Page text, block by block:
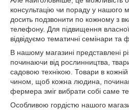
консультацію чи пораду у нашого
досить подзвонити по кожному з
телефону. Для підвищення власної
відвідуємо тематичні семінари та
В нашому магазині представлені
починаючи від рослинництва,
садовою технікою. Товари в кожній
чином, щоб кожна людина,
фермера зміг вибрати собі саме
Особливою гордістю нашого